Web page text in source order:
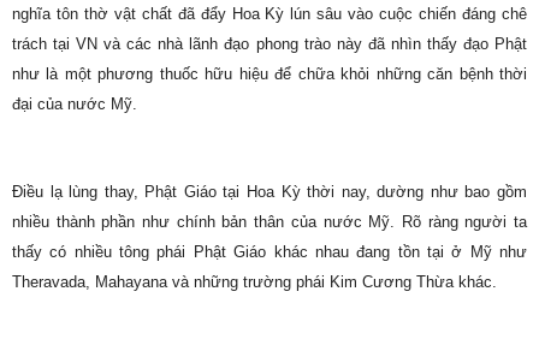
nghĩa tôn thờ vật chất đã đẩy Hoa Kỳ lún sâu vào cuộc chiến đáng chê
trách tại VN và các nhà lãnh đạo phong trào này đã nhìn thấy đạo Phật
như là một phương thuốc hữu hiệu để chữa khỏi những căn bệnh thời
đại của nước Mỹ.
Điều lạ lùng thay, Phật Giáo tại Hoa Kỳ thời nay, dường như bao gồm
nhiều thành phần như chính bản thân của nước Mỹ. Rõ ràng người ta
thấy có nhiều tông phái Phật Giáo khác nhau đang tồn tại ở Mỹ như
Theravada, Mahayana và những trường phái Kim Cương Thừa khác.